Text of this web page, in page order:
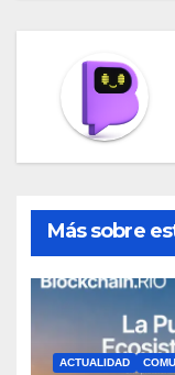
Más sobre
ACTUALIDAD